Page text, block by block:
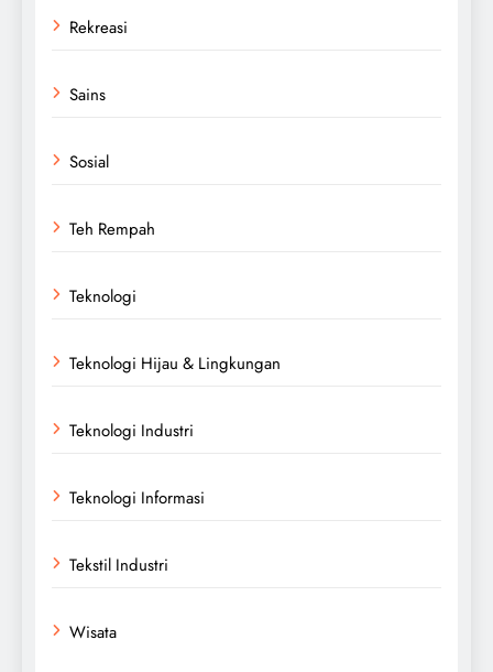
Rekreasi
Sains
Sosial
Teh Rempah
Teknologi
Teknologi Hijau & Lingkungan
Teknologi Industri
Teknologi Informasi
Tekstil Industri
Wisata